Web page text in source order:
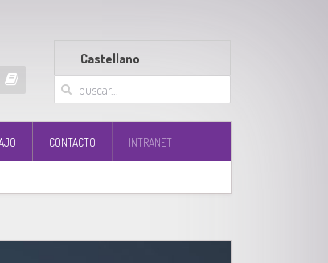
Castellano
CONTACTO INTRANET